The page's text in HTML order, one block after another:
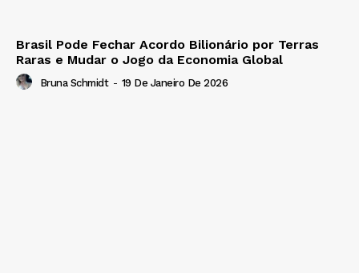
Brasil Pode Fechar Acordo Bilionário por Terras
Raras e Mudar o Jogo da Economia Global
Bruna Schmidt - 19 De Janeiro De 2026